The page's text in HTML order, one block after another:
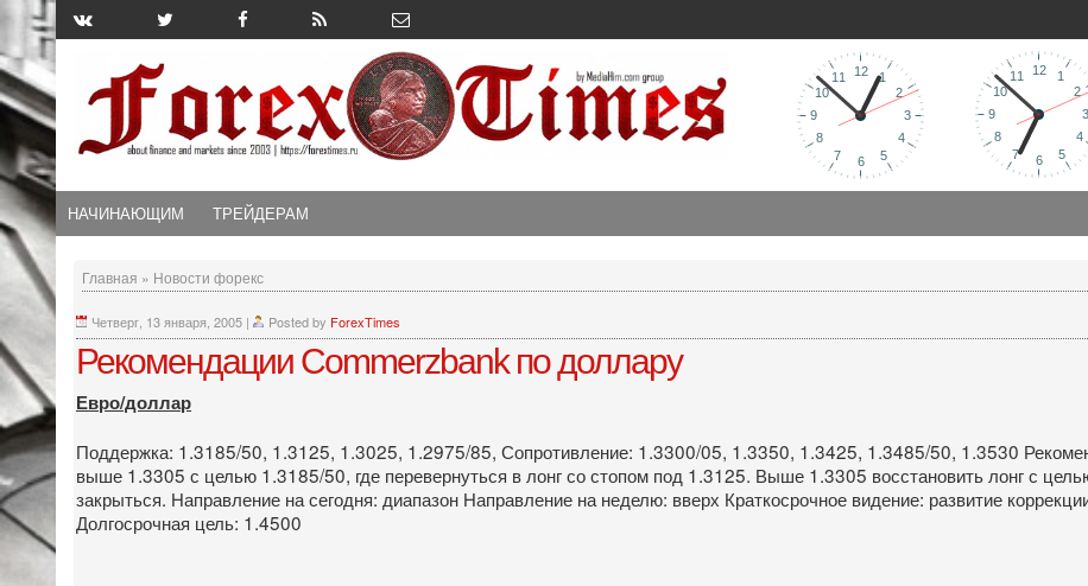
НАЧИНАЮЩИМ ТРЕЙДЕРАМ
Главная » Новости форекс
Четверг, 13 января, 2005 | Posted by ForexTimes
Рекомендации Commerzbank по доллару
Евро/доллар
Поддержка: 1.3185/50, 1.3125, 1.3025, 1.2975/85, Сопротивление: 1.3300/05, 1.3350, 1.3425, 1.3485/50, 1.3530
выше 1.3305 с целью 1.3185/50, где перевернуться в лонг со стопом под 1.3125. Выше 1.3305 восстановить лонг с
закрыться. Направление на сегодня: диапазон Направление на неделю: вверх Краткосрочное видение: развитие
Долгосрочная цель: 1.4500